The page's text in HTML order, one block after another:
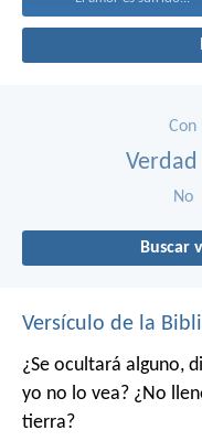
Con
Verdad
No
Buscar
Versículo de la
¿Se ocultará alguno,
yo no lo vea? ¿No
tierra?